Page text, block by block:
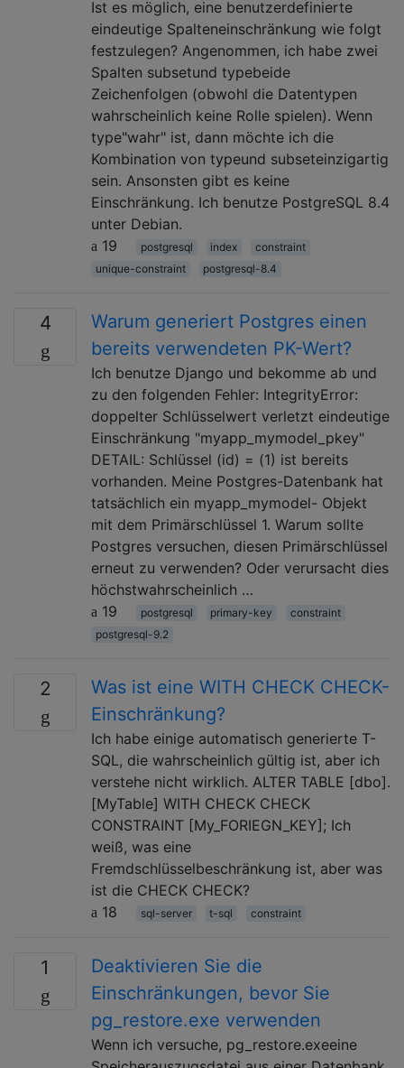
Ist es möglich, eine benutzerdefinierte
eindeutige Spalteneinschränkung wie folgt
festzulegen? Angenommen, ich habe zwei
Spalten subsetund typebeide
Zeichenfolgen (obwohl die Datentypen
wahrscheinlich keine Rolle spielen). Wenn
type"wahr" ist, dann möchte ich die
Kombination von typeund subseteinzigartig
sein. Ansonsten gibt es keine
Einschränkung. Ich benutze PostgreSQL 8.4
unter Debian.
19
postgresql index
constraint
unique-constraint
postgresql-8.4
4
Warum generiert Postgres einen
bereits verwendeten PK-Wert?
Ich benutze Django und bekomme ab und
zu den folgenden Fehler: IntegrityError:
doppelter Schlüsselwert verletzt eindeutige
Einschränkung "myapp_mymodel_pkey"
DETAIL: Schlüssel (id) = (1) ist bereits
vorhanden. Meine Postgres-Datenbank hat
tatsächlich ein myapp_mymodel- Objekt
mit dem Primärschlüssel 1. Warum sollte
Postgres versuchen, diesen Primärschlüssel
erneut zu verwenden? Oder verursacht dies
höchstwahrscheinlich …
19
postgresql primary-key
constraint
postgresql-9.2
2
Was ist eine WITH CHECK CHECK-
Einschränkung?
Ich habe einige automatisch generierte T-
SQL, die wahrscheinlich gültig ist, aber ich
verstehe nicht wirklich. ALTER TABLE [dbo].
[MyTable] WITH CHECK CHECK
CONSTRAINT [My_FORIEGN_KEY]; Ich
weiß, was eine
Fremdschlüsselbeschränkung ist, aber was
ist die CHECK CHECK?
18
sql-server t-sql constraint
1
Deaktivieren Sie die
Einschränkungen, bevor Sie
pg_restore.exe verwenden
Wenn ich versuche, pg_restore.exeeine